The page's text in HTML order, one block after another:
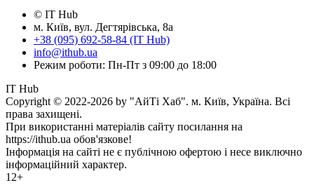
© IT Hub
м. Київ, вул. Дегтярівська, 8а
+38 (095) 692-58-84 (IT Hub)
info@ithub.ua
Режим роботи: Пн-Пт з 09:00 до 18:00
IT Hub
Copyright © 2022-2026 by "АйТі Хаб". м. Київ, Україна. Всі
права захищені.
При використанні матеріалів сайту посилання на
https://ithub.ua обов'язкове!
Інформація на сайті не є публічною офертою і несе виключно
інформаційний характер.
12+